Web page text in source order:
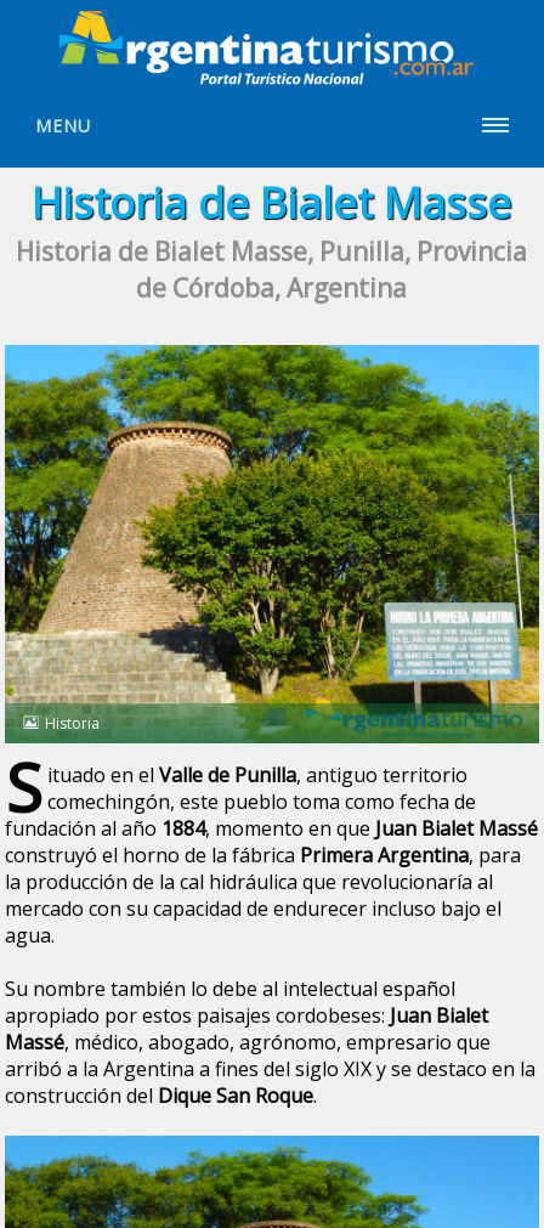
MENU
Historia de Bialet Masse
Historia de Bialet Masse, Punilla, Provincia
de Córdoba, Argentina
Historia
S ituado en elValle de Punilla, antiguo territorio
comechingón, este pueblo toma como fecha de
fundación al año 1884, momento en que Juan Bialet Massé
construyó el horno de la fábrica Primera Argentina, para
la producción de la cal hidráulica que revolucionaría al
mercado con su capacidad de endurecer incluso bajo el
agua.
Su nombre también lo debe al intelectual español
apropiado por estos paisajes cordobeses: Juan Bialet
Massé, médico, abogado, agrónomo, empresario que
arribó a la Argentina a fines del siglo XIX y se destaco en la
construcción del Dique San Roque.